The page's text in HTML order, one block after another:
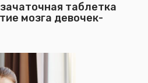
таблетка
мозга девочек-